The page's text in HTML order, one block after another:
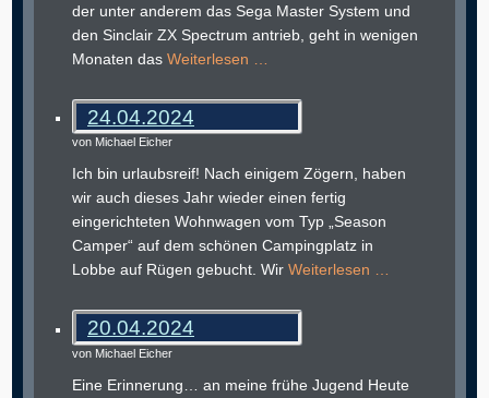
der unter anderem das Sega Master System und
den Sinclair ZX Spectrum antrieb, geht in wenigen
Monaten dasWeiterlesen …
24.04.2024
von Michael Eicher
Ich bin urlaubsreif! Nach einigem Zögern, haben
wir auch dieses Jahr wieder einen fertig
eingerichteten Wohnwagen vom Typ „Season
Camper“ auf dem schönen Campingplatz in
Lobbe auf Rügen gebucht. WirWeiterlesen …
20.04.2024
von Michael Eicher
Eine Erinnerung… an meine frühe Jugend Heute